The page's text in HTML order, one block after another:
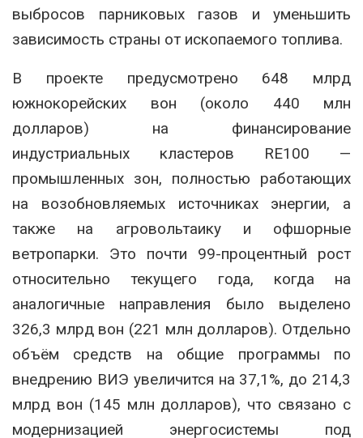
выбросов парниковых газов и уменьшить
зависимость страны от ископаемого топлива.
В проекте предусмотрено 648 млрд
южнокорейских вон (около 440 млн
долларов) на финансирование
индустриальных кластеров RE100 —
промышленных зон, полностью работающих
на возобновляемых источниках энергии, а
также на агровольтаику и офшорные
ветропарки. Это почти 99-процентный рост
относительно текущего года, когда на
аналогичные направления было выделено
326,3 млрд вон (221 млн долларов). Отдельно
объём средств на общие программы по
внедрению ВИЭ увеличится на 37,1%, до 214,3
млрд вон (145 млн долларов), что связано с
модернизацией энергосистемы под